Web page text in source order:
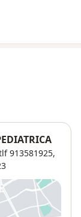
913581925,
nueva